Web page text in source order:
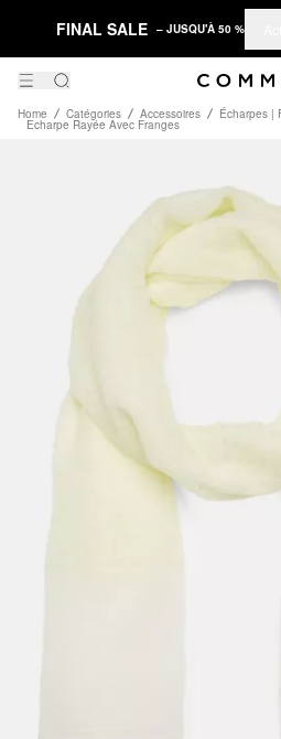
FINAL SALE – JUSQU'À 50 %
Home Catégories Accessoires Écharpes |
Echarpe Rayée Avec Franges